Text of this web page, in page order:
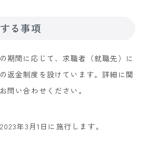
る事項
期間に応じて、求職者（就職先）に
返金制度を設けています。詳細に関
問い合わせください。
年3月1日に施行します。